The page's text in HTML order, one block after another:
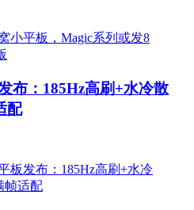
布：185Hz高刷+水冷散
配